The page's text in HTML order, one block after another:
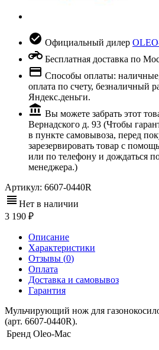
Официальный дилер
Бесплатная доставка по
Способы оплаты:
оплата по счету, безналичный
Яндекс.деньги.
Вы можете забрать этот
Вернадского д. 93 (Чтобы
в пункте самовывоза, перед
зарезервировать товар с
или по телефону и дождаться
менеджера.)
Артикул: 6607-0440R
Нет в наличии
3 190
Описание
Характеристики
Отзывы (0)
Оплата
Доставка и самовывоз
Гарантия
Мульчирующий нож для
(арт. 6607-0440R).
Бренд Oleo-Mac